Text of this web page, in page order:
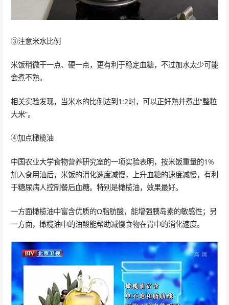
③注意米水比例
米饭稍微干一点、硬一点，更有利于稳定血糖，不过加水太少可能
会煮不熟。
相关实验发现，当米水的比例达到1:2时，可以正好熟并煮出“整粒
大米”。
④加点橄榄油
中国农业大学食物营养研究室的一项实验表明，按米饭重量的1%
加入食用油后，米饭的消化速度减慢，上升血糖的速度减慢，有利
于糖尿病人控制餐后血糖。特别是橄榄油，效果最好。
一方面橄榄油中富含优质的Ω脂肪酸，能增强胰岛素的敏感性；另
一方面，橄榄油中的油酸能帮助减慢食物在胃中的消化速度。